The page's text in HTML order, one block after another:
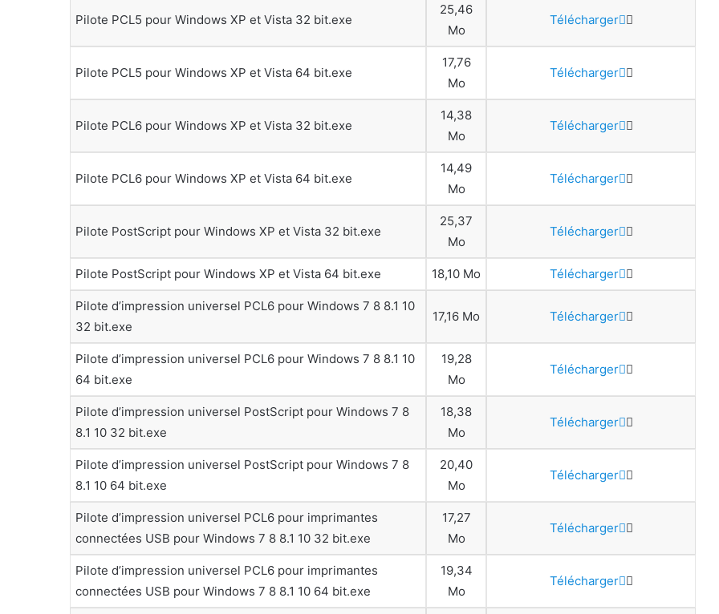
Pilote PCL5 pour Windows XP et Vista 32 bit.exe
25,46
Mo
Télécharger
Pilote PCL5 pour Windows XP et Vista 64 bit.exe
17,76
Mo
Télécharger
Pilote PCL6 pour Windows XP et Vista 32 bit.exe
14,38
Mo
Télécharger
Pilote PCL6 pour Windows XP et Vista 64 bit.exe
14,49
Mo
Télécharger
Pilote PostScript pour Windows XP et Vista 32 bit.exe
25,37
Mo
Télécharger
Pilote PostScript pour Windows XP et Vista 64 bit.exe 18,10 Mo Télécharger
Pilote d’impression universel PCL6 pour Windows 7 8 8.1 10
32 bit.exe
17,16 Mo Télécharger
Pilote d’impression universel PCL6 pour Windows 7 8 8.1 10
64 bit.exe
19,28
Mo
Télécharger
Pilote d’impression universel PostScript pour Windows 7 8
8.1 10 32 bit.exe
18,38
Mo
Télécharger
Pilote d’impression universel PostScript pour Windows 7 8
8.1 10 64 bit.exe
20,40
Mo
Télécharger
Pilote d’impression universel PCL6 pour imprimantes
connectées USB pour Windows 7 8 8.1 10 32 bit.exe
17,27
Mo
Télécharger
Pilote d’impression universel PCL6 pour imprimantes
connectées USB pour Windows 7 8 8.1 10 64 bit.exe
19,34
Mo
Télécharger